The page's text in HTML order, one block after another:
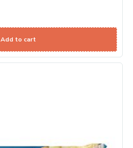
Add to cart